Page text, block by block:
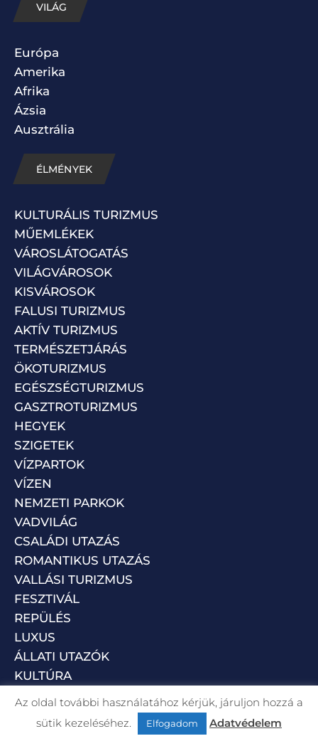
VILÁG
Európa
Amerika
Afrika
Ázsia
Ausztrália
ÉLMÉNYEK
KULTURÁLIS TURIZMUS
MŰEMLÉKEK
VÁROSLÁTOGATÁS
VILÁGVÁROSOK
KISVÁROSOK
FALUSI TURIZMUS
AKTÍV TURIZMUS
TERMÉSZETJÁRÁS
ÖKOTURIZMUS
EGÉSZSÉGTURIZMUS
GASZTROTURIZMUS
HEGYEK
SZIGETEK
VÍZPARTOK
VÍZEN
NEMZETI PARKOK
VADVILÁG
CSALÁDI UTAZÁS
ROMANTIKUS UTAZÁS
VALLÁSI TURIZMUS
FESZTIVÁL
REPÜLÉS
LUXUS
ÁLLATI UTAZÓK
KULTÚRA
Az oldal további használatához kérjük, járuljon hozzá a
sütik kezeléséhez.
Elfogadom Adatvédelem